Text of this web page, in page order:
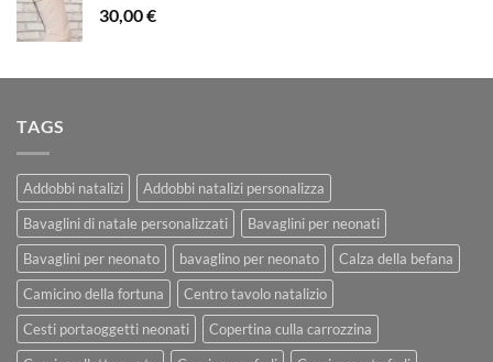
30,00€
TAGS
Addobbi natalizi
Addobbi natalizi personalizza
Bavaglini di natale personalizzati
Bavaglini per neonati
Bavaglini per neonato
bavaglino per neonato
Calza della befana
Camicino della fortuna
Centro tavolo natalizio
Cesti portaoggetti neonati
Copertina culla carrozzina